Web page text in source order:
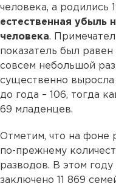
человека, а родились
естественная убыль
человека.
показатель был равен
совсем небольшой
существенно выросла
до года – 106, тогда
69 младенцев.
Отметим, что на фоне
по-прежнему
разводов. В этом
заключено 11 869